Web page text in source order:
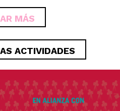
MÁS
ACTIVIDADES